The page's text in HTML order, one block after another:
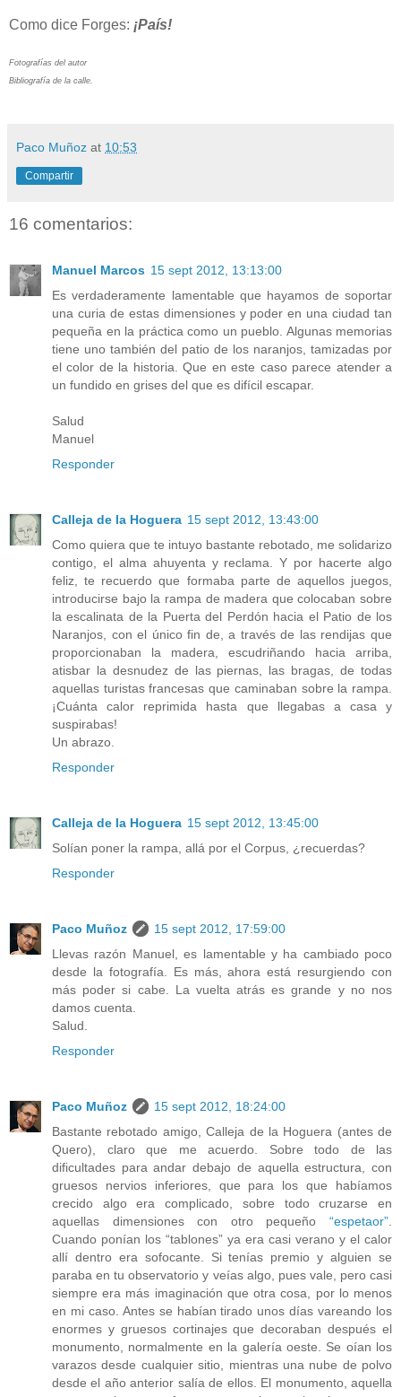
Como dice Forges: ¡País!
Fotografías del autor
Bibliografía de la calle.
Paco Muñoz at 10:53
Compartir
16 comentarios:
Manuel Marcos 15 sept 2012, 13:13:00
Es verdaderamente lamentable que hayamos de soportar
una curia de estas dimensiones y poder en una ciudad tan
pequeña en la práctica como un pueblo. Algunas memorias
tiene uno también del patio de los naranjos, tamizadas por
el color de la historia. Que en este caso parece atender a
un fundido en grises del que es difícil escapar.
Salud
Manuel
Responder
Calleja de la Hoguera 15 sept 2012, 13:43:00
Como quiera que te intuyo bastante rebotado, me solidarizo
contigo, el alma ahuyenta y reclama. Y por hacerte algo
feliz, te recuerdo que formaba parte de aquellos juegos,
introducirse bajo la rampa de madera que colocaban sobre
la escalinata de la Puerta del Perdón hacia el Patio de los
Naranjos, con el único fin de, a través de las rendijas que
proporcionaban la madera, escudriñando hacia arriba,
atisbar la desnudez de las piernas, las bragas, de todas
aquellas turistas francesas que caminaban sobre la rampa.
¡Cuánta calor reprimida hasta que llegabas a casa y
suspirabas!
Un abrazo.
Responder
Calleja de la Hoguera 15 sept 2012, 13:45:00
Solían poner la rampa, allá por el Corpus, ¿recuerdas?
Responder
Paco Muñoz
15 sept 2012, 17:59:00
Llevas razón Manuel, es lamentable y ha cambiado poco
desde la fotografía. Es más, ahora está resurgiendo con
más poder si cabe. La vuelta atrás es grande y no nos
damos cuenta.
Salud.
Responder
Paco Muñoz
15 sept 2012, 18:24:00
Bastante rebotado amigo, Calleja de la Hoguera (antes de
Quero), claro que me acuerdo. Sobre todo de las
dificultades para andar debajo de aquella estructura, con
gruesos nervios inferiores, que para los que habíamos
crecido algo era complicado, sobre todo cruzarse en
aquellas dimensiones con otro pequeño “espetaor”
Cuando ponían los “tablones” ya era casi verano y el calor
allí dentro era sofocante. Si tenías premio y alguien se
paraba en tu observatorio y veías algo, pues vale, pero casi
siempre era más imaginación que otra cosa, por lo menos
en mi caso. Antes se habían tirado unos días vareando los
enormes y gruesos cortinajes que decoraban después el
monumento, normalmente en la galería oeste. Se oían los
varazos desde cualquier sitio, mientras una nube de polvo
desde el año anterior salía de ellos. El monumento, aquella